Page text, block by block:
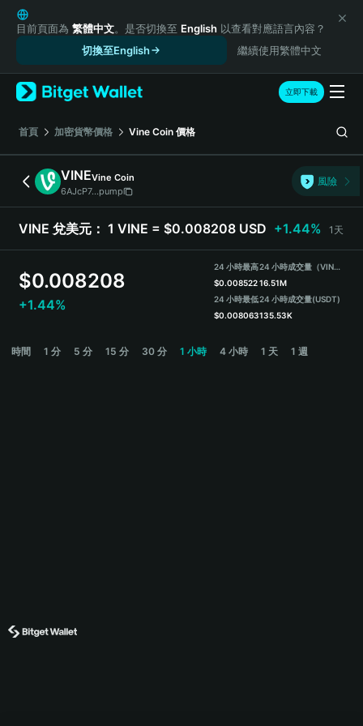
English
日本語
Русский
Español (Latinoamérica)
Türkçe
Italiano
Deutsch
简体中文
繁體中文
Português (Portugal)
हिन्दी
Español (Argentina)
目前頁面為 繁體中文。是否切換至 English 以查看對應語言內容？
切換至English
繼續使用繁體中文
立即下載
首頁 加密貨幣價格 Vine Coin 價格
VINEVine Coin
6AJcP7...pump
風險
VINE 兌美元： 1 VINE = $0.008208 USD +1.44% 1天
$0.008208
+1.44%
24 小時最高
$0.008522
24 小時最低
$0.008063
24 小時成交量（VINE）
16.51M
24 小時成交量(USDT)
135.53K
時間 1 分 5 分 15 分 30 分 1 小時 4 小時 1 天 1 週